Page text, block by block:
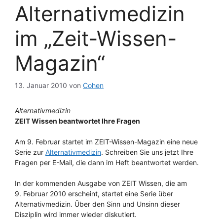
Alternativmedizin
im „Zeit-Wissen-
Magazin“
13. Januar 2010 von Cohen
Alternativmedizin
ZEIT Wissen beantwortet Ihre Fragen
Am 9. Februar startet im ZEIT-Wissen-Magazin eine neue
Serie zur Alternativmedizin. Schreiben Sie uns jetzt Ihre
Fragen per E-Mail, die dann im Heft beantwortet werden.
In der kommenden Ausgabe von ZEIT Wissen, die am
9. Februar 2010 erscheint, startet eine Serie über
Alternativmedizin. Über den Sinn und Unsinn dieser
Disziplin wird immer wieder diskutiert.